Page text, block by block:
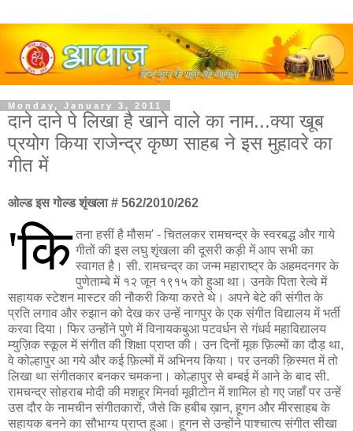
Monday, January 3, 2011
दाने दाने पे लिखा है खाने वाले का नाम...क्या खूब
प्रयोग किया राजेन्द्र कृष्ण साहब ने इस मुहावरे का
गीत में
ओल्ड इस गोल्ड शृंखला # 562/2010/262
'कि तना हसीं है मौसम' - चितलकर रामचन्द्र के स्वरबद्ध और गाये
गीतों की इस लघु शृंखला की दूसरी कड़ी में आप सभी का
स्वागत है। सी. रामचन्द्र का जन्म महाराष्ट्र के अहमदनगर के
पुणेताम्बे में १२ जून १९१५ को हुआ था। उनके पिता रेल्वे में
सहायक स्टेशन मास्टर की नौकरी किया करते थे। अपने बेटे की संगीत के
प्रति लगाव और रुझान को देख कर उन्हें नागपुर के एक संगीत विद्यालय में भर्ती
करवा दिया। फिर उन्होंने पुणे में विनायकबुआ पटवर्धन से गंधर्व महाविद्यालय
म्युज़िक स्कूल में संगीत की शिक्षा प्राप्त की। उन दिनों मूक फ़िल्मों का दौड़ था,
वे कोल्हापुर आ गये और कई फ़िल्मों में अभिनय किया। पर उनकी क़िस्मत में तो
लिखा था संगीतकार बनकर चमकना। कोल्हापुर से बम्बई में आने के बाद सी.
रामचन्द्र सोहराब मोदी की मशहूर मिनर्वा मूवीटोन में शामिल हो गए जहाँ पर उन्हें
उस दौर के नामचीन संगीतकारों, जैसे कि हबीब ख़ान, हूगन और मीरसाहब के
सहायक बनने का सौभाग्य प्राप्त हुआ। हूगन से उन्होंने पाश्चात्य संगीत सीखा